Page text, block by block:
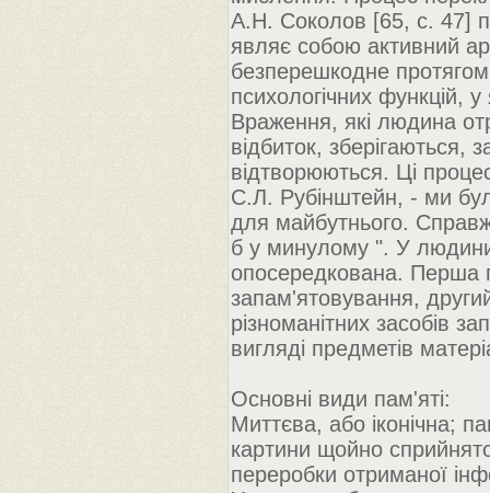
А.Н. Соколов [65, c. 47]
являє собою активний
безперешкодне
психологічних функцій,
Враження, які людина
відбиток, зберігаються,
відтворюються. Ці
С.Л. Рубінштейн, - ми
для майбутнього.
б у минулому ". У людини
опосередкована. Перша
запам'ятовування,
різноманітних засобів
вигляді предметів
Основні види пам'яті:
Миттєва, або іконічна;
картини щойно
переробки отриманої